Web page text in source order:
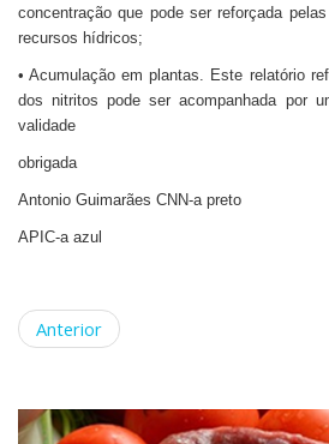
concentração que pode ser reforçada
recursos hídricos;
• Acumulação em plantas. Este relatório
dos nitritos pode ser acompanhada por
validade
obrigada
Antonio Guimarães CNN-a preto
APIC-a azul
Anterior